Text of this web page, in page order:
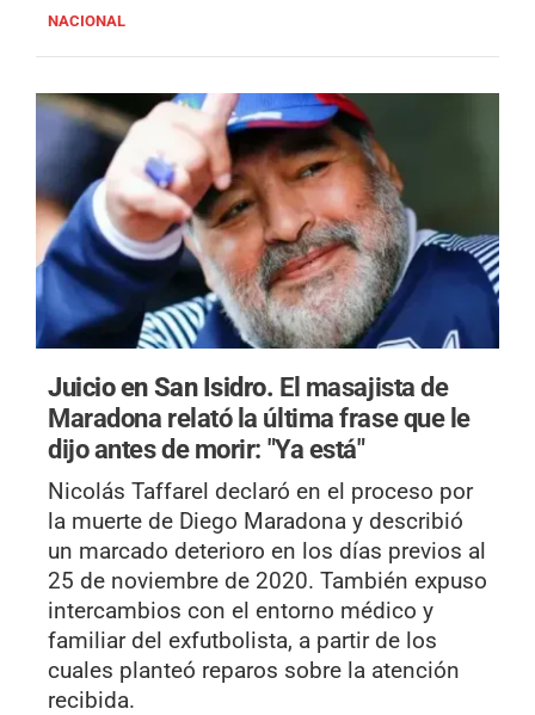
NACIONAL
Juicio en San Isidro. El masajista de
Maradona relató la última frase que le
dijo antes de morir: "Ya está"
Nicolás Taffarel declaró en el proceso por
la muerte de Diego Maradona y describió
un marcado deterioro en los días previos al
25 de noviembre de 2020. También expuso
intercambios con el entorno médico y
familiar del exfutbolista, a partir de los
cuales planteó reparos sobre la atención
recibida.